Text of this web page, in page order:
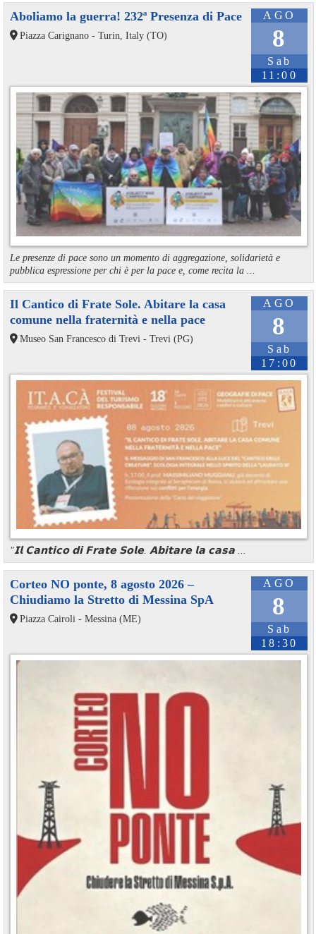
AGO
8
Sab
11:00
Aboliamo la guerra! 232ª Presenza di Pace
Piazza Carignano - Turin, Italy (TO)
Le presenze di pace sono un momento di aggregazione, solidarietà e
pubblica espressione per chi è per la pace e, come recita la ...
AGO
8
Sab
17:00
Il Cantico di Frate Sole. Abitare la casa
comune nella fraternità e nella pace
Museo San Francesco di Trevi - Trevi (PG)
"𝗜𝗹 𝗖𝗮𝗻𝘁𝗶𝗰𝗼 𝗱𝗶 𝗙𝗿𝗮𝘁𝗲 𝗦𝗼𝗹𝗲. 𝗔𝗯𝗶𝘁𝗮𝗿𝗲 𝗹𝗮 𝗰𝗮𝘀𝗮 ...
AGO
8
Sab
18:30
Corteo NO ponte, 8 agosto 2026 –
Chiudiamo la Stretto di Messina SpA
Piazza Cairoli - Messina (ME)